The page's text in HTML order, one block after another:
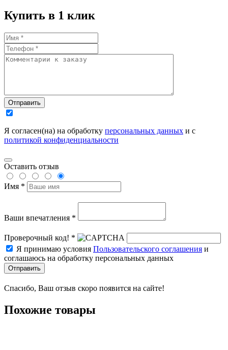
Купить в 1 клик
Отправить
Я согласен(на) на обработку персональных данных и с
политикой конфиденциальности
Оставить отзыв
Имя *
Ваши впечатления *
Проверочный код! *
Я принимаю условия Пользовательского соглашения и
соглашаюсь на обработку персональных данных
Отправить
Спасибо, Ваш отзыв скоро появится на сайте!
Похожие товары